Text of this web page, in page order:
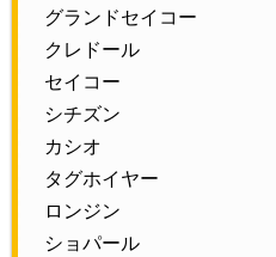
グランドセイコー
クレドール
セイコー
シチズン
カシオ
タグホイヤー
ロンジン
ショパール